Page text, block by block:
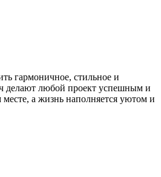
гармоничное, стильное и
делают любой проект успешным и
а жизнь наполняется уютом и